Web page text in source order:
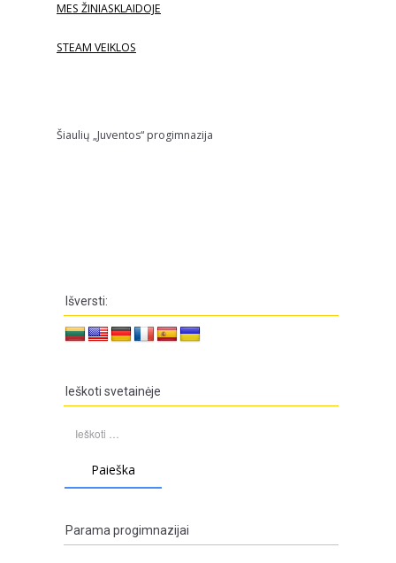
MES ŽINIASKLAIDOJE
STEAM VEIKLOS
Šiaulių „Juventos“ progimnazija
Išversti:
Ieškoti svetainėje
Parama progimnazijai